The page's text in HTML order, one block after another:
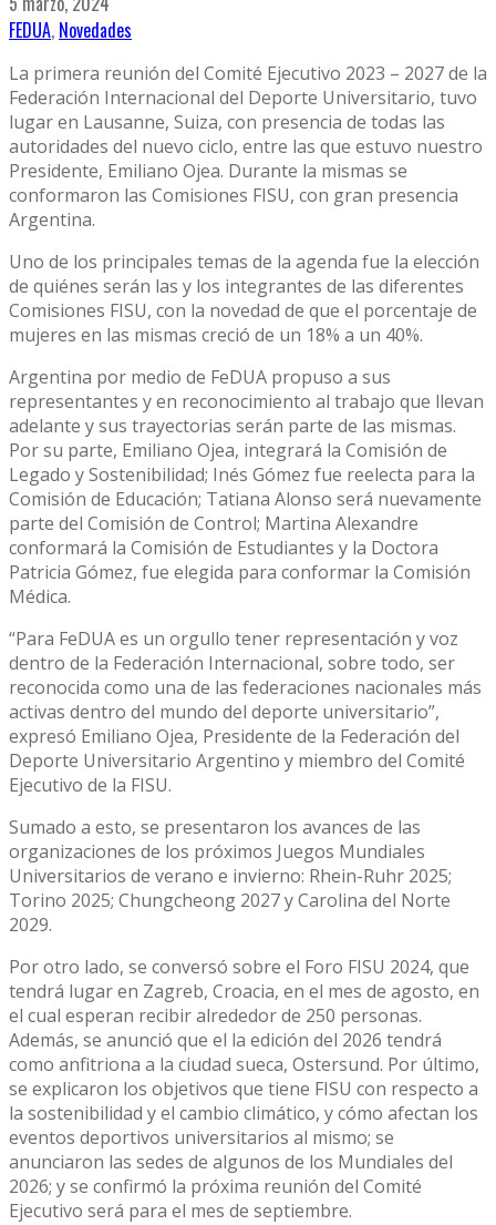
FEDUA, Novedades
La primera reunión del Comité Ejecutivo 2023 – 2027 de la
Federación Internacional del Deporte Universitario, tuvo
lugar en Lausanne, Suiza, con presencia de todas las
autoridades del nuevo ciclo, entre las que estuvo nuestro
Presidente, Emiliano Ojea. Durante la mismas se
conformaron las Comisiones FISU, con gran presencia
Argentina.
Uno de los principales temas de la agenda fue la elección
de quiénes serán las y los integrantes de las diferentes
Comisiones FISU, con la novedad de que el porcentaje de
mujeres en las mismas creció de un 18% a un 40%.
Argentina por medio de FeDUA propuso a sus
representantes y en reconocimiento al trabajo que llevan
adelante y sus trayectorias serán parte de las mismas.
Por su parte, Emiliano Ojea, integrará la Comisión de
Legado y Sostenibilidad; Inés Gómez fue reelecta para la
Comisión de Educación; Tatiana Alonso será nuevamente
parte del Comisión de Control; Martina Alexandre
conformará la Comisión de Estudiantes y la Doctora
Patricia Gómez, fue elegida para conformar la Comisión
Médica.
“Para FeDUA es un orgullo tener representación y voz
dentro de la Federación Internacional, sobre todo, ser
reconocida como una de las federaciones nacionales más
activas dentro del mundo del deporte universitario”,
expresó Emiliano Ojea, Presidente de la Federación del
Deporte Universitario Argentino y miembro del Comité
Ejecutivo de la FISU.
Sumado a esto, se presentaron los avances de las
organizaciones de los próximos Juegos Mundiales
Universitarios de verano e invierno: Rhein-Ruhr 2025;
Torino 2025; Chungcheong 2027 y Carolina del Norte
2029.
Por otro lado, se conversó sobre el Foro FISU 2024, que
tendrá lugar en Zagreb, Croacia, en el mes de agosto, en
el cual esperan recibir alrededor de 250 personas.
Además, se anunció que el la edición del 2026 tendrá
como anfitriona a la ciudad sueca, Ostersund. Por último,
se explicaron los objetivos que tiene FISU con respecto a
la sostenibilidad y el cambio climático, y cómo afectan los
eventos deportivos universitarios al mismo; se
anunciaron las sedes de algunos de los Mundiales del
2026; y se confirmó la próxima reunión del Comité
Ejecutivo será para el mes de septiembre.